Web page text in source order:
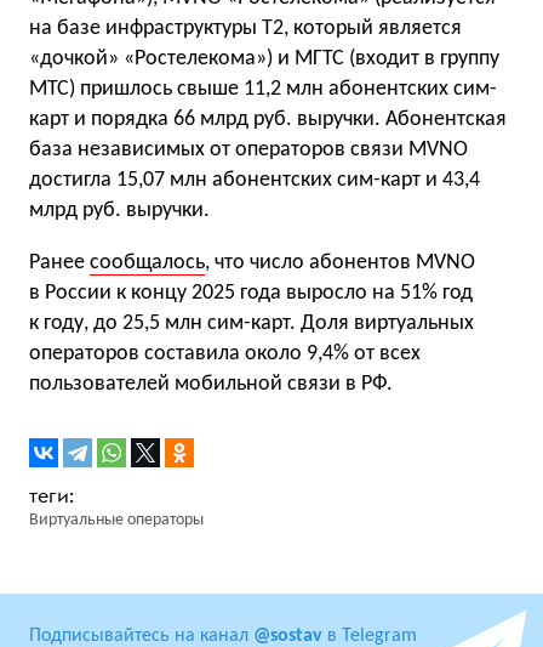
на базе инфраструктуры Т2, который является
«дочкой» «Ростелекома») и МГТС (входит в группу
МТС) пришлось свыше 11,2 млн абонентских сим-
карт и порядка 66 млрд руб. выручки. Абонентская
база независимых от операторов связи MVNO
достигла 15,07 млн абонентских сим-карт и 43,4
млрд руб. выручки.
Ранее сообщалось, что число абонентов MVNO
в России к концу 2025 года выросло на 51% год
к году, до 25,5 млн сим-карт. Доля виртуальных
операторов составила около 9,4% от всех
пользователей мобильной связи в РФ.
Виртуальные операторы
Подписывайтесь на канал @sostav в Telegram